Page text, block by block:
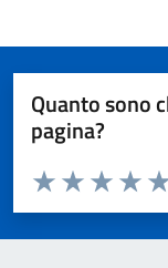
Quanto sono
pagina?
Domanda
Valuta da 1 a 5 stelle
Valuta 3
Valuta 2
Valuta 1 stelle su